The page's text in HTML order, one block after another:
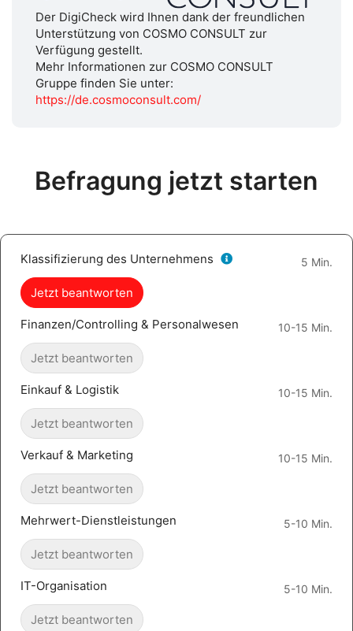
Der DigiCheck wird Ihnen dank der freundlichen
Unterstützung von COSMO CONSULT zur
Verfügung gestellt.
Mehr Informationen zur COSMO CONSULT
Gruppe finden Sie unter:
https://de.cosmoconsult.com/
Befragung jetzt starten
Klassifizierung des Unternehmens 5 Min.
Jetzt beantworten
Finanzen/Controlling & Personalwesen 10-15 Min.
Jetzt beantworten
Einkauf & Logistik 10-15 Min.
Jetzt beantworten
Verkauf & Marketing 10-15 Min.
Jetzt beantworten
Mehrwert-Dienstleistungen 5-10 Min.
Jetzt beantworten
IT-Organisation 5-10 Min.
Jetzt beantworten